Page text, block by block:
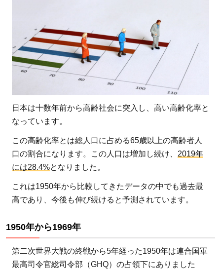
現
状
と
れ
ま
で
の
推
1.1
1950
ら
1969
年
1.2
日本は十数年前から高齢社会に突入し、高い高齢化率と
なっています。
この高齢化率とは総人口に占める65歳以上の高齢者人
口の割合になります。この人口は増加し続け、 2019年
には28.4%となりました。
これは1950年から比較してきたデータの中でも過去最
高であり、今後も伸び続けると予測されています。
1950年から1969年
第二次世界大戦の終戦から5年経った1950年は連合国軍
最高司令官総司令部（GHQ）の占領下にありました